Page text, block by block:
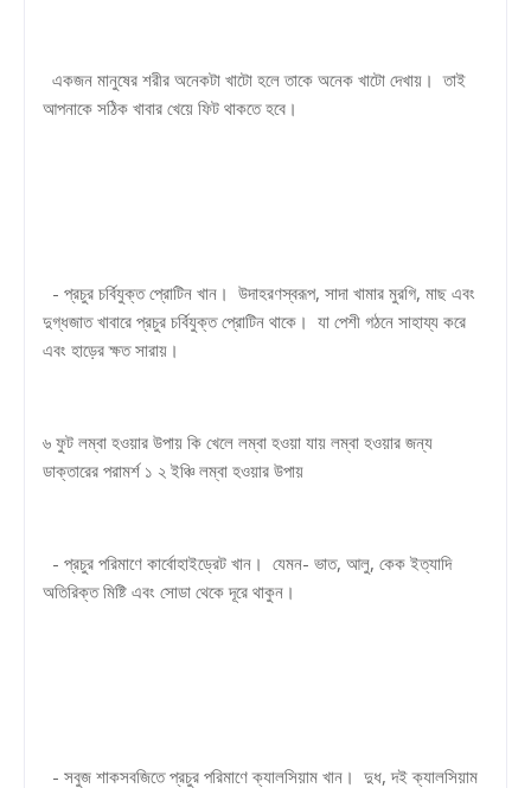
একজন মানুষের শরীর অনেকটা খাটো হলে তাকে অনেক খাটো দেখায়। তাই
আপনাকে সঠিক খাবার খেয়ে ফিট থাকতে হবে।
- প্রচুর চর্বিযুক্ত প্রোটিন খান। উদাহরণস্বরূপ, সাদা খামার মুরগি, মাছ এবং
দুগ্ধজাত খাবারে প্রচুর চর্বিযুক্ত প্রোটিন থাকে। যা পেশী গঠনে সাহায্য করে
এবং হাড়ের ক্ষত সারায়।
৬ ফুট লম্বা হওয়ার উপায় কি খেলে লম্বা হওয়া যায় লম্বা হওয়ার জন্য
ডাক্তারের পরামর্শ ১ ২ ইঞ্চি লম্বা হওয়ার উপায়
- প্রচুর পরিমাণে কার্বোহাইড্রেট খান। যেমন- ভাত, আলু, কেক ইত্যাদি
অতিরিক্ত মিষ্টি এবং সোডা থেকে দূরে থাকুন।
- সবুজ শাকসবজিতে প্রচুর পরিমাণে ক্যালসিয়াম খান। দুধ, দই ক্যালসিয়াম